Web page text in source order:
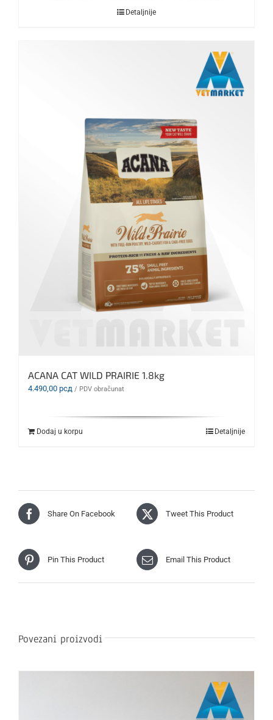
Detaljnije
ACANA CAT WILD PRAIRIE 1.8kg
4.490,00 рсд / PDV obračunat
Dodaj u korpu Detaljnije
Share On Facebook Tweet This Product
Pin This Product Email This Product
Povezani proizvodi